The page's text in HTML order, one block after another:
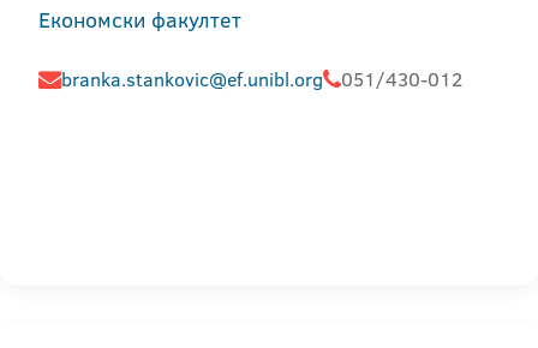
Економски факултет
branka.stankovic@ef.unibl.org 051/430-012